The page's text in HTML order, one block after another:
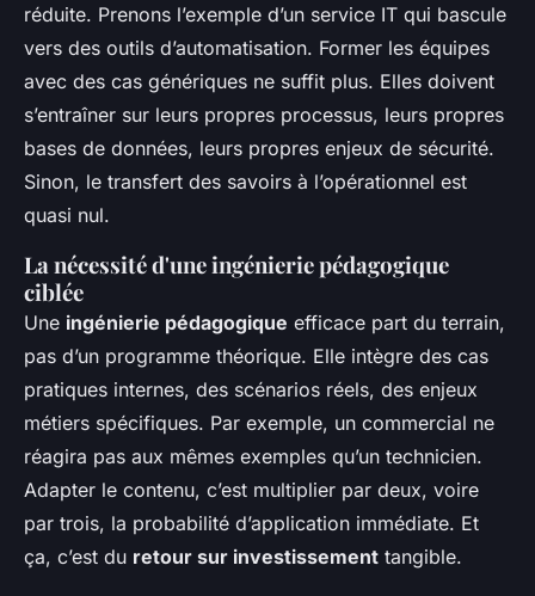
réduite. Prenons l’exemple d’un service IT qui bascule
vers des outils d’automatisation. Former les équipes
avec des cas génériques ne suffit plus. Elles doivent
s’entraîner sur leurs propres processus, leurs propres
bases de données, leurs propres enjeux de sécurité.
Sinon, le transfert des savoirs à l’opérationnel est
quasi nul.
La nécessité d'une ingénierie pédagogique
ciblée
Une ingénierie pédagogique efficace part du terrain,
pas d’un programme théorique. Elle intègre des cas
pratiques internes, des scénarios réels, des enjeux
métiers spécifiques. Par exemple, un commercial ne
réagira pas aux mêmes exemples qu’un technicien.
Adapter le contenu, c’est multiplier par deux, voire
par trois, la probabilité d’application immédiate. Et
ça, c’est du retour sur investissement tangible.